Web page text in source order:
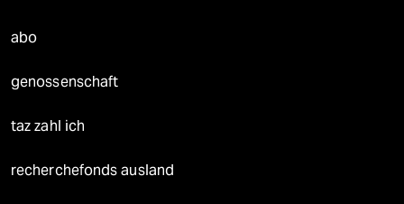
abo
genossenschaft
taz zahl ich
recherchefonds ausland